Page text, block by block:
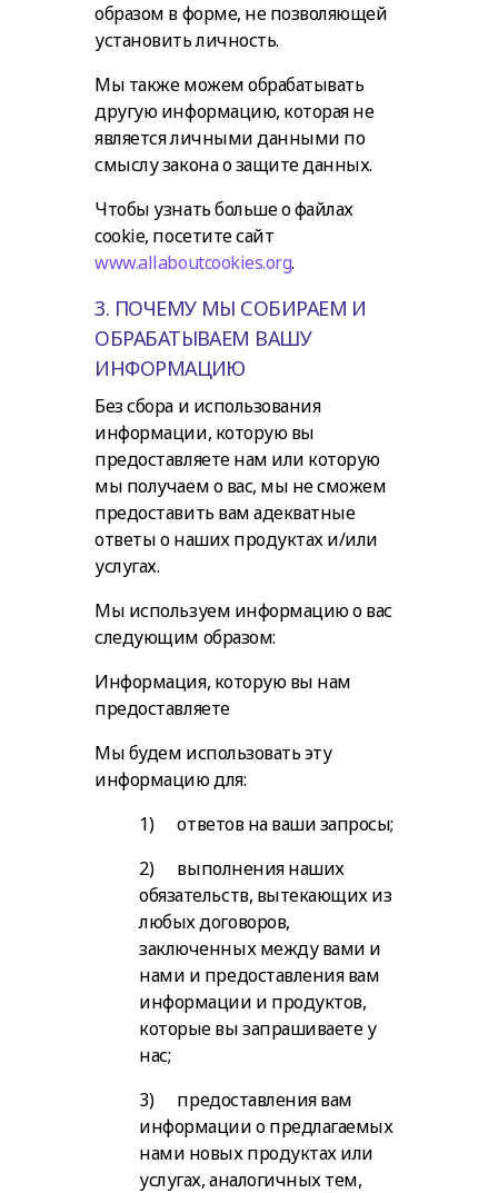
образом в форме, не позволяющей
установить личность.
Мы также можем обрабатывать
другую информацию, которая не
является личными данными по
смыслу закона о защите данных.
Чтобы узнать больше о файлах
cookie, посетите сайт
www.allaboutcookies.org.
3. ПОЧЕМУ МЫ СОБИРАЕМ И
ОБРАБАТЫВАЕМ ВАШУ
ИНФОРМАЦИЮ
Без сбора и использования
информации, которую вы
предоставляете нам или которую
мы получаем о вас, мы не сможем
предоставить вам адекватные
ответы о наших продуктах и/или
услугах.
Мы используем информацию о вас
следующим образом:
Информация, которую вы нам
предоставляете
Мы будем использовать эту
информацию для:
1) ответов на ваши запросы;
2) выполнения наших
обязательств, вытекающих из
любых договоров,
заключенных между вами и
нами и предоставления вам
информации и продуктов,
которые вы запрашиваете у
нас;
3) предоставления вам
информации о предлагаемых
нами новых продуктах или
услугах, аналогичных тем,